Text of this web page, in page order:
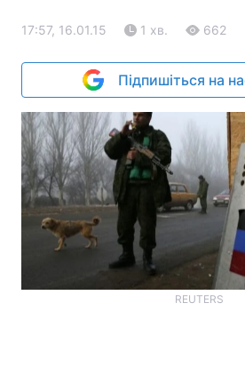
17:57, 16.01.15 1 хв. 662
Підпишіться на
REUTERS